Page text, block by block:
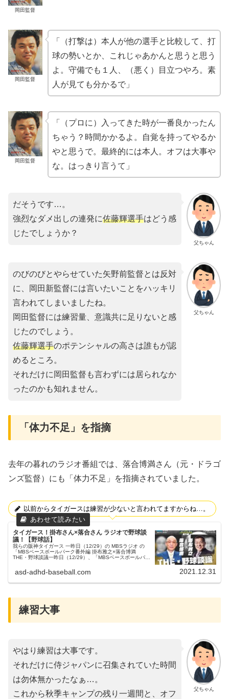
岡田監督
岡田監督
「（打撃は）本人が他の選手と比較して、打
球の勢いとか、これじゃあかんと思うと思う
よ。守備でも１人、（悪く）目立つやろ。素
人が見ても分かるで」
岡田監督
「（プロに）入ってきた時が一番良かったん
ちゃう？時間かかるよ。自覚を持ってやるか
やと思うで。最終的には本人。オフは大事や
な。はっきり言うて」
父ちゃん
だそうです…。
強烈なダメ出しの連発に佐藤輝選手はどう感
じたでしょうか？
父ちゃん
のびのびとやらせていた矢野前監督とは反対
に、岡田新監督には言いたいことをハッキリ
言われてしまいましたね。
岡田監督には練習量、意識共に足りないと感
じたのでしょう。
佐藤輝選手のポテンシャルの高さは誰もが認
めるところ。
それだけに岡田監督も言わずには居られなか
ったのかも知れません。
「体力不足」を指摘
去年の暮れのラジオ番組では、落合博満さん（元・ドラゴ
ンズ監督）にも「体力不足」を指摘されていました。
以前からタイガースは練習が少ないと言われてますからね…。
タイガース！掛布さん×落合さん ラジオで野球談
議！【野球話】
我らの阪神タイガース 一昨日（12/29）の MBSラジオ の
「MBSベースボールパーク番外編 掛布雅之×落合博満
THE・野球談議一昨日（12/29）、「MBSベースボールパー
が、...
asd-adhd-baseball.com 2021.12.31
練習大事
父ちゃん
やはり練習は大事です。
それだけに侍ジャパンに召集されていた時間
は勿体無かったなぁ…。
これから秋季キャンプの残り一週間と、オフ